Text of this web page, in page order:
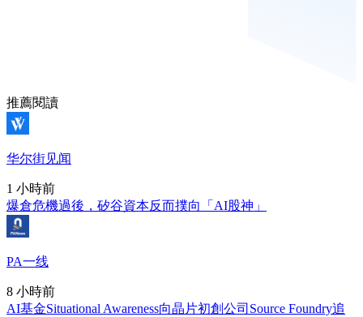
推薦閱讀
华尔街见闻
1 小時前
爆倉危機過後，矽谷資本反而撲向「AI股神」
PA一线
8 小時前
AI基金Situational Awareness向晶片初創公司Source Foundry追